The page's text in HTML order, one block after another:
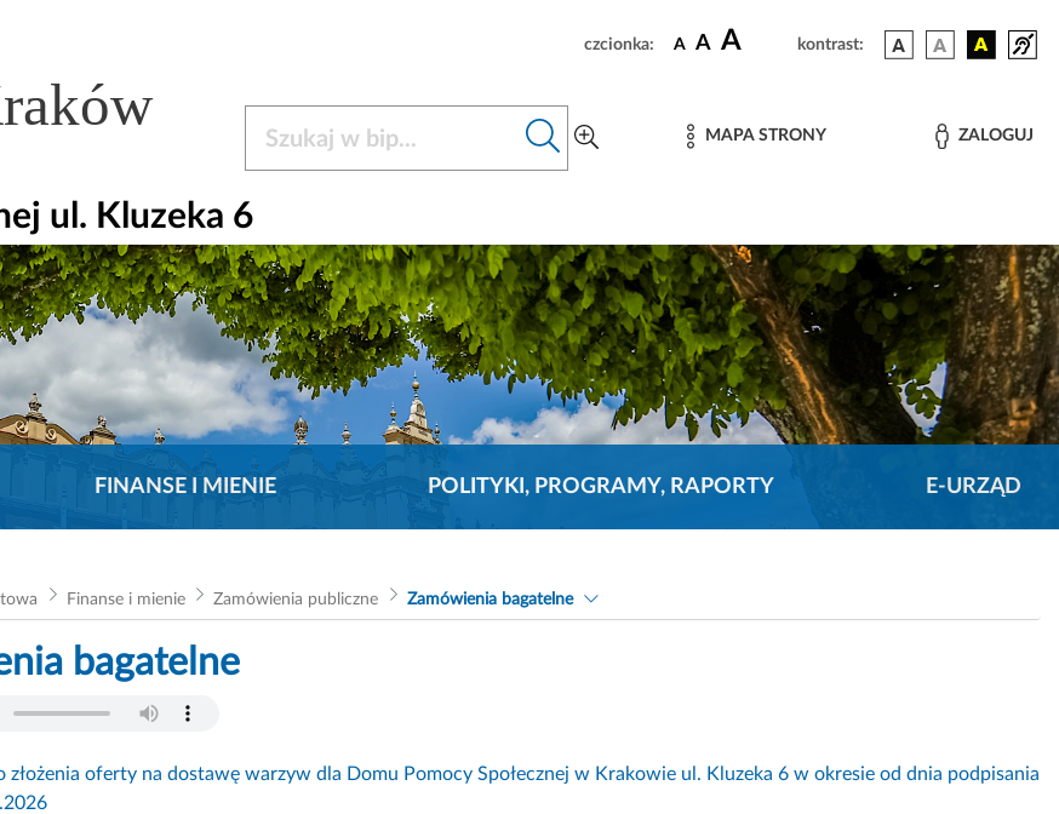
czcionka: A A A kontrast:
MAPA STRONY ZALOGUJ
ul. Kluzeka 6
FINANSE I MIENIE POLITYKI, PROGRAMY, RAPORTY E-URZĄD
Finanse i mienie Zamówienia publiczne Zamówienia bagatelne
bagatelne
złożenia oferty na dostawę warzyw dla Domu Pomocy Społecznej w Krakowie ul. Kluzeka 6 w okresie od dnia podpisania